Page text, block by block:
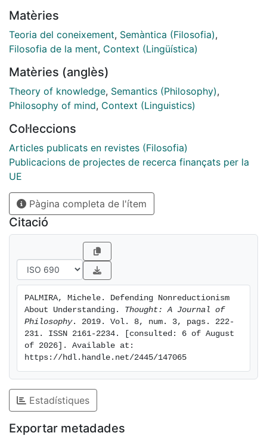
short). Sliwa claims that one understands why p if and
only if one has a sufficient amount of knowledge why
p. Sliwa contends that Reductionism is supported by
why' and 'knowing why'. In reply, I first argue that
Sliwa's Reductionism leads to a vicious infinite regress.
Secondly, I defuse the motivation in favour of
be accommodated within a Nonreductionist
framework.
Matèries
Teoria del coneixement, Semàntica (Filosofia),
Filosofia de la ment, Context (Lingüística)
Matèries (anglès)
Theory of knowledge, Semantics (Philosophy),
Philosophy of mind, Context (Linguistics)
Col·leccions
Articles publicats en revistes (Filosofia)
Publicacions de projectes de recerca finançats per la
UE
Pàgina completa de l'ítem
Citació
PALMIRA, Michele. Defending Nonreductionism
About Understanding. Thought: A Journal of
Philosophy. 2019. Vol. 8, num. 3, pags. 222-
231. ISSN 2161-2234. [consulted: 6 of August
of 2026]. Available at:
https://hdl.handle.net/2445/147065
Estadístiques
Exportar metadades